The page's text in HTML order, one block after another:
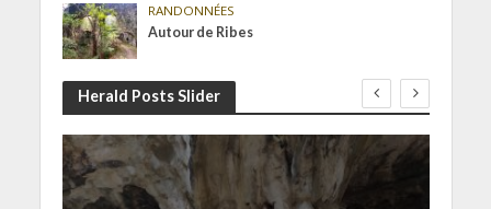
RANDONNÉES
Autour de Ribes
Herald Posts Slider